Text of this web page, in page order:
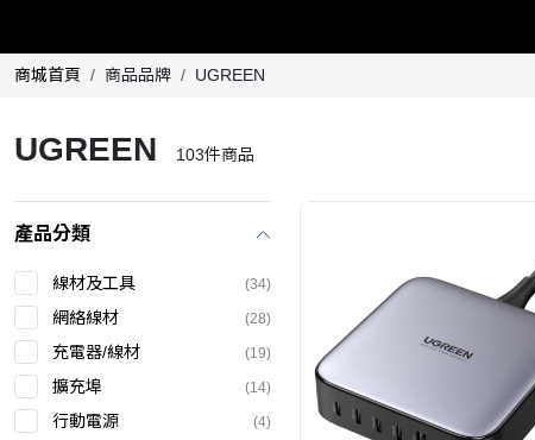
商城首頁 商品品牌 UGREEN
UGREEN 103件商品
產品分類
線材及工具 (34)
網絡線材 (28)
充電器/線材 (19)
擴充埠 (14)
行動電源 (4)